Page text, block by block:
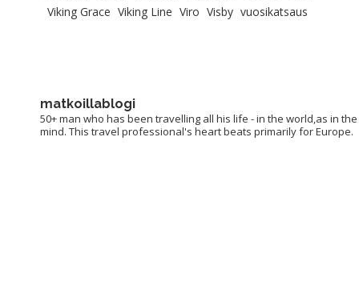
Viking Grace Viking Line Viro Visby vuosikatsaus
matkoillablogi
50+ man who has been travelling all his life - in the world,as in the
mind. This travel professional's heart beats primarily for Europe.